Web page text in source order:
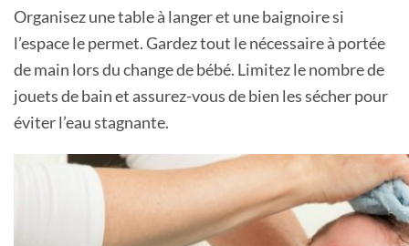
Organisez une table à langer et une baignoire si
l’espace le permet. Gardez tout le nécessaire à portée
de main lors du change de bébé. Limitez le nombre de
jouets de bain et assurez-vous de bien les sécher pour
éviter l’eau stagnante.